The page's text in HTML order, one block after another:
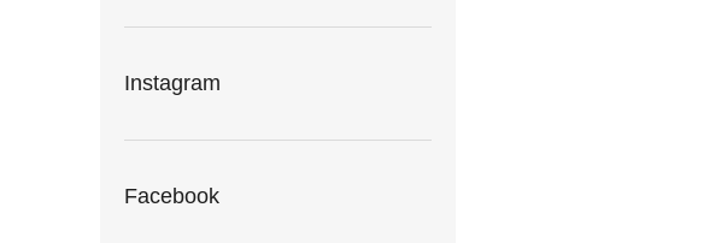
Instagram
Facebook